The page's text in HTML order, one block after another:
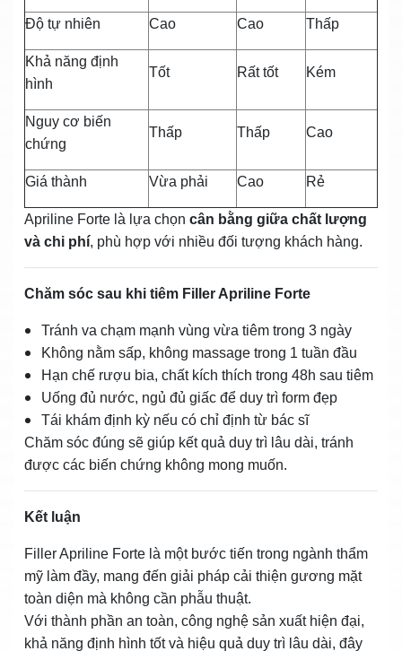
Độ tự nhiên Cao Cao Thấp
Khả năng định
hình
Tốt Rất tốt Kém
Nguy cơ biến
chứng
Thấp Thấp Cao
Giá thành Vừa phải Cao Rẻ
Apriline Forte là lựa chọn cân bằng giữa chất lượng
và chi phí, phù hợp với nhiều đối tượng khách hàng.
Chăm sóc sau khi tiêm Filler Apriline Forte
Tránh va chạm mạnh vùng vừa tiêm trong 3 ngày
Không nằm sấp, không massage trong 1 tuần đầu
Hạn chế rượu bia, chất kích thích trong 48h sau tiêm
Uống đủ nước, ngủ đủ giấc để duy trì form đẹp
Tái khám định kỳ nếu có chỉ định từ bác sĩ
Chăm sóc đúng sẽ giúp kết quả duy trì lâu dài, tránh
được các biến chứng không mong muốn.
Kết luận
Filler Apriline Forte là một bước tiến trong ngành thẩm
mỹ làm đầy, mang đến giải pháp cải thiện gương mặt
toàn diện mà không cần phẫu thuật.
Với thành phần an toàn, công nghệ sản xuất hiện đại,
khả năng định hình tốt và hiệu quả duy trì lâu dài, đây